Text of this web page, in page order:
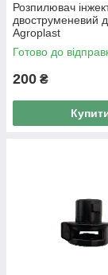
Розпилювач
двоструменевий
Agroplast
Готово до
200 ₴